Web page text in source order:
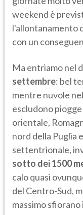
weekend è
l'allontanamento
con un
Ma entriamo nel
settembre: bel
mentre nuvole
escludono
orientale,
nord della Puglia
settentrionale,
sotto dei 1500
calo quasi
del Centro-Sud,
massimo sfiorano